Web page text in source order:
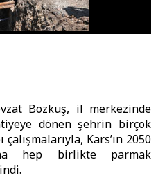
Bozkuş, il merkezinde
dönen şehrin birçok
Kars’ın 2050
hep birlikte parmak